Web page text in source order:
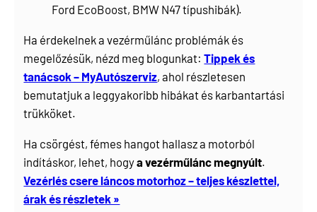
Ford EcoBoost, BMW N47 típushibák).
Ha érdekelnek a vezérműlánc problémák és
megelőzésük, nézd meg blogunkat:Tippek és
tanácsok – MyAutószerviz, ahol részletesen
bemutatjuk a leggyakoribb hibákat és karbantartási
trükköket.
Ha csörgést, fémes hangot hallasz a motorból
indításkor, lehet, hogya vezérműlánc megnyúlt.
Vezérlés csere láncos motorhoz – teljes készlettel,
árak és részletek »